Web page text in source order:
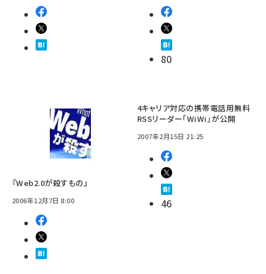
80
『Web2.0が殺すもの』
2006年12月7日 8:00
4キャリア対応の携帯電話用無料
RSSリーダー「WiWi」が公開
2007年2月15日 21:25
46